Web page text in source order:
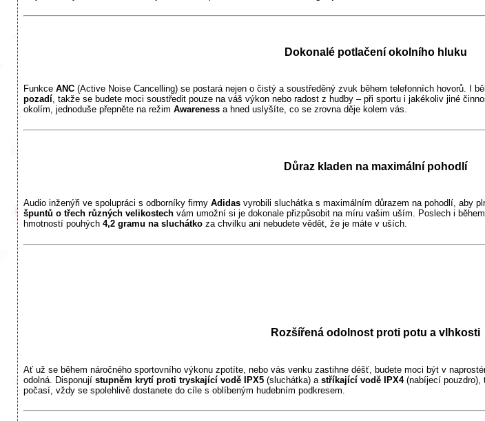
Dokonalé potlačení okolního hluku
Funkce ANC (Active Noise Cancelling) se postará nejen o čistý a soustředěný zvuk během telefonních hovorů. I
pozadí, takže se budete moci soustředit pouze na váš výkon nebo radost z hudby – při sportu i jakékoliv jiné
okolím, jednoduše přepněte na režim Awareness a hned uslyšíte, co se zrovna děje kolem vás.
Důraz kladen na maximální pohodlí
Audio inženýři ve spolupráci s odborníky firmy Adidas vyrobili sluchátka s maximálním důrazem na pohodlí, aby
špuntů o třech různých velikostech vám umožní si je dokonale přizpůsobit na míru vašim uším. Poslech i
hmotností pouhých 4,2 gramu na sluchátko za chvilku ani nebudete vědět, že je máte v uších.
Rozšířená odolnost proti potu a vlhkosti
Ať už se během náročného sportovního výkonu zpotíte, nebo vás venku zastihne déšť, budete moci být v
odolná. Disponují stupněm krytí proti tryskající vodě IPX5 (sluchátka) a stříkající vodě IPX4(nabíjecí pouzdro),
počasí, vždy se spolehlivě dostanete do cíle s oblíbeným hudebním podkresem.